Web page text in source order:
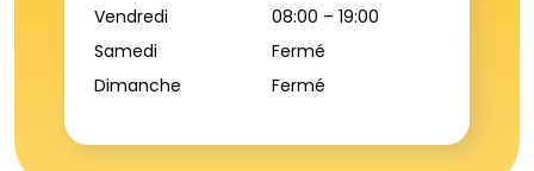
Vendredi
08:00 – 19:00
Samedi
Fermé
Dimanche
Fermé